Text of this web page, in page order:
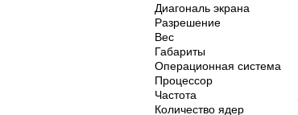
Диагональ экрана
Разрешение
Вес
Габариты
Операционная система
Процессор
Частота
Количество ядер